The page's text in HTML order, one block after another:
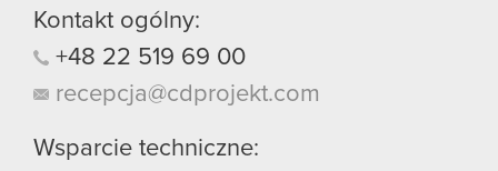
Kontakt ogólny:
+48 22 519 69 00
recepcja@cdprojekt.com
Wsparcie techniczne: